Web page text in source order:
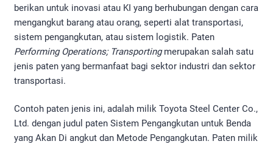
berikan untuk inovasi atau KI yang berhubungan dengan cara
mengangkut barang atau orang, seperti alat transportasi,
sistem pengangkutan, atau sistem logistik. Paten
Performing Operations; Transportingmerupakan salah satu
jenis paten yang bermanfaat bagi sektor industri dan sektor
transportasi.
Contoh paten jenis ini, adalah milik Toyota Steel Center Co.,
Ltd. dengan judul paten Sistem Pengangkutan untuk Benda
yang Akan Di angkut dan Metode Pengangkutan. Paten milik